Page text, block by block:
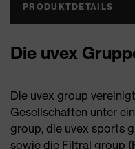
PRODUKTDETAILS
Die uvex
Die uvex group
Gesellschaften unter
group, die uvex sports
sowie die Filtral group